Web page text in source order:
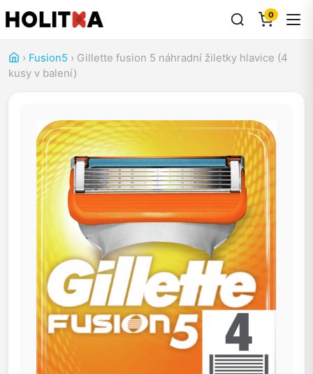
0
› Fusion5 › Gillette fusion 5 náhradní žiletky hlavice (4
kusy v balení)